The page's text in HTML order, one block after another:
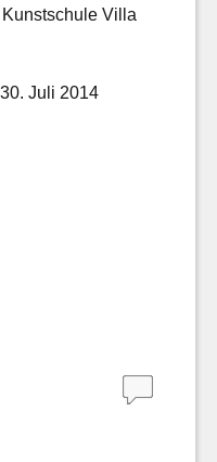
Villa
Juli 2014